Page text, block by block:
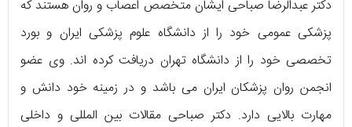
دکتر عبدالرضا صباحی ایشان متخصص اعصاب و روان هستند که
پزشکی عمومی خود را از دانشگاه علوم پزشکی ایران و بورد
تخصصی خود را از دانشگاه تهران دریافت کرده اند. وی عضو
انجمن روان پزشکان ایران می باشد و در زمینه خود دانش و
مهارت بالایی دارد. دکتر صباحی مقالات بین المللی و داخلی